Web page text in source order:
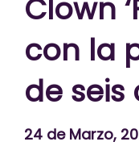
Clown
con la
de
24 de Marzo,